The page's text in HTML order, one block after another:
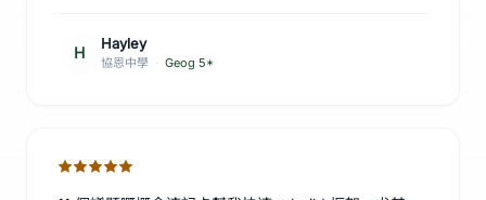
H Hayley
協恩中學 · Geog 5*